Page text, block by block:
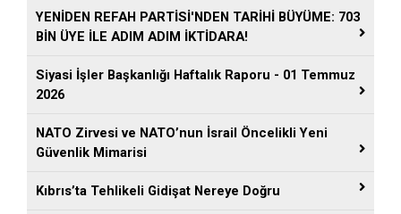
YENİDEN REFAH PARTİSİ'NDEN TARİHİ BÜYÜME: 703
BİN ÜYE İLE ADIM ADIM İKTİDARA!
Siyasi İşler Başkanlığı Haftalık Raporu - 01 Temmuz
2026
NATO Zirvesi ve NATO’nun İsrail Öncelikli Yeni
Güvenlik Mimarisi
Kıbrıs’ta Tehlikeli Gidişat Nereye Doğru